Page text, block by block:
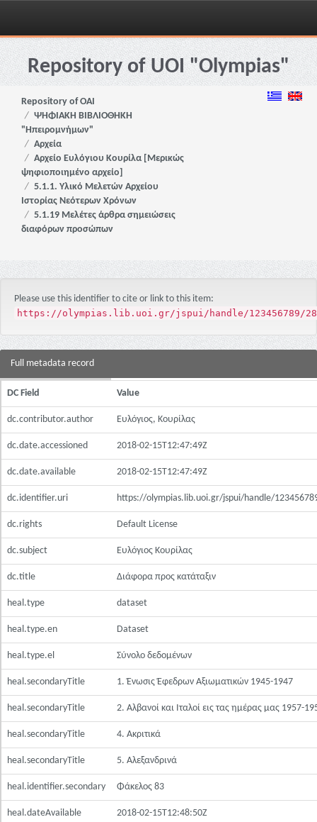
Skip
navigationRepository of UOI "Olympias"
Repository of OAI
ΨΗΦΙΑΚΗ ΒΙΒΛΙΟΘΗΚΗ
"Ηπειρομνήμων"
Αρχεία
Αρχείο Ευλόγιου Κουρίλα [Μερικώς
ψηφιοποιημένο αρχείο]
5.1.1. Υλικό Μελετών Αρχείου
Ιστορίας Νεότερων Χρόνων
5.1.19 Μελέτες άρθρα σημειώσεις
διαφόρων προσώπων
Please use this identifier to cite or link to this item:
https://olympias.lib.uoi.gr/jspui/handle/123456789/
Full metadata record
DC Field Value
dc.contributor.author Ευλόγιος, Κουρίλας
dc.date.accessioned 2018-02-15T12:47:49Z
dc.date.available 2018-02-15T12:47:49Z
dc.identifier.uri https://olympias.lib.uoi.gr/jspui/handle/
dc.rights Default License
dc.subject Ευλόγιος Κουρίλας
dc.title Διάφορα προς κατάταξιν
heal.type dataset
heal.type.en Dataset
heal.type.el Σύνολο δεδομένων
heal.secondaryTitle 1. Ένωσις Έφεδρων Αξιωματικών 1945-1947
heal.secondaryTitle 2. Αλβανοί και Ιταλοί εις τας ημέρας μας 1957-
heal.secondaryTitle 4. Ακριτικά
heal.secondaryTitle 5. Αλεξανδρινά
heal.identifier.secondary Φάκελος 83
heal.dateAvailable 2018-02-15T12:48:50Z